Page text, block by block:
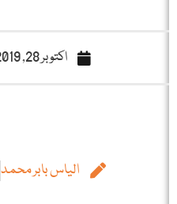
اکتوبر 28, 2019
الیاس بابر محمد